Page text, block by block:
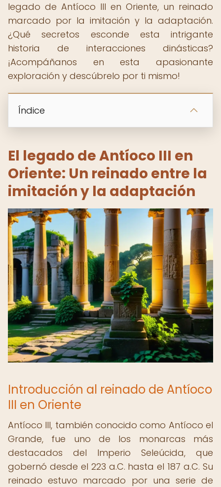
legado de Antíoco III en Oriente, un reinado
marcado por la imitación y la adaptación.
¿Qué secretos esconde esta intrigante
historia de interacciones dinásticas?
¡Acompáñanos en esta apasionante
exploración y descúbrelo por ti mismo!
Índice
El legado de Antíoco III en
Oriente: Un reinado entre la
imitación y la adaptación
Introducción al reinado de Antíoco
III en Oriente
Antíoco III, también conocido como Antíoco el
Grande, fue uno de los monarcas más
destacados del Imperio Seleúcida, que
gobernó desde el 223 a.C. hasta el 187 a.C. Su
reinado estuvo marcado por una serie de